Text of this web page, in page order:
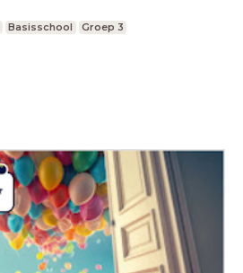
Basisschool Groep 3